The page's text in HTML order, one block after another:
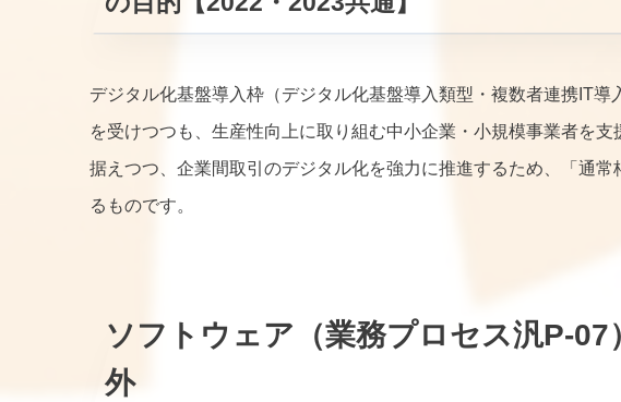
デジタル化基盤導入枠（デジタル化基盤導入類型・複数者連携IT
を受けつつも、生産性向上に取り組む中小企業・小規模事業者を
据えつつ、企業間取引のデジタル化を強力に推進するため、「通
るものです。
ソフトウェア（業務プロセス汎P-
外